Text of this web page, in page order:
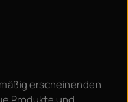
erscheinenden
Produkte und